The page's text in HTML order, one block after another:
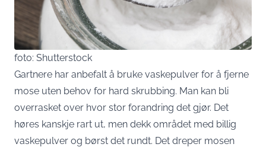
foto: Shutterstock
Gartnere har anbefalt å bruke vaskepulver for å fjerne
mose uten behov for hard skrubbing. Man kan bli
overrasket over hvor stor forandring det gjør. Det
høres kanskje rart ut, men dekk området med billig
vaskepulver og børst det rundt. Det dreper mosen